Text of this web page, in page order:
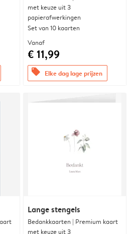
met keuze uit 3
papierafwerkingen
Set van 10 kaarten
Vanaf
€ 11,99
offers Elke dag lage prijzen
Lange stengels
Bedankkaarten | Premium kaart
met keuze uit 3